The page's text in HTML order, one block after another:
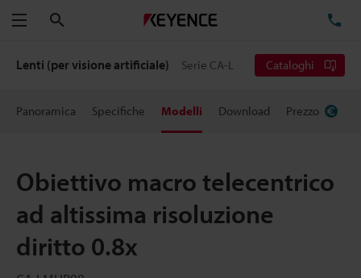
Menu
Lenti (per visione artificiale) Serie CA-L Cataloghi
Panoramica Specifiche Modelli Download Prezzo
Obiettivo macro telecentrico
ad altissima risoluzione
diritto 0.8x